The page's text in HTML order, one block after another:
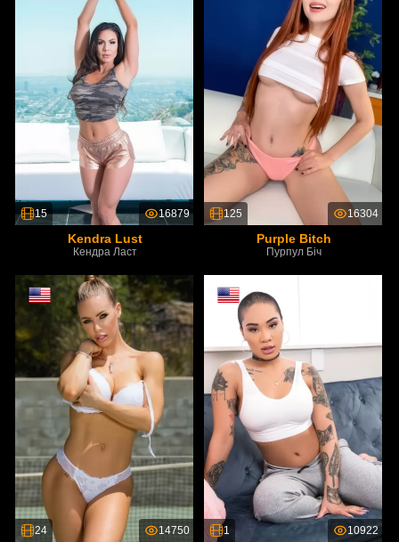
15 16879
Kendra Lust
Кендра Ласт
125 16304
Purple Bitch
Пурпул Біч
24 14750 1 10922